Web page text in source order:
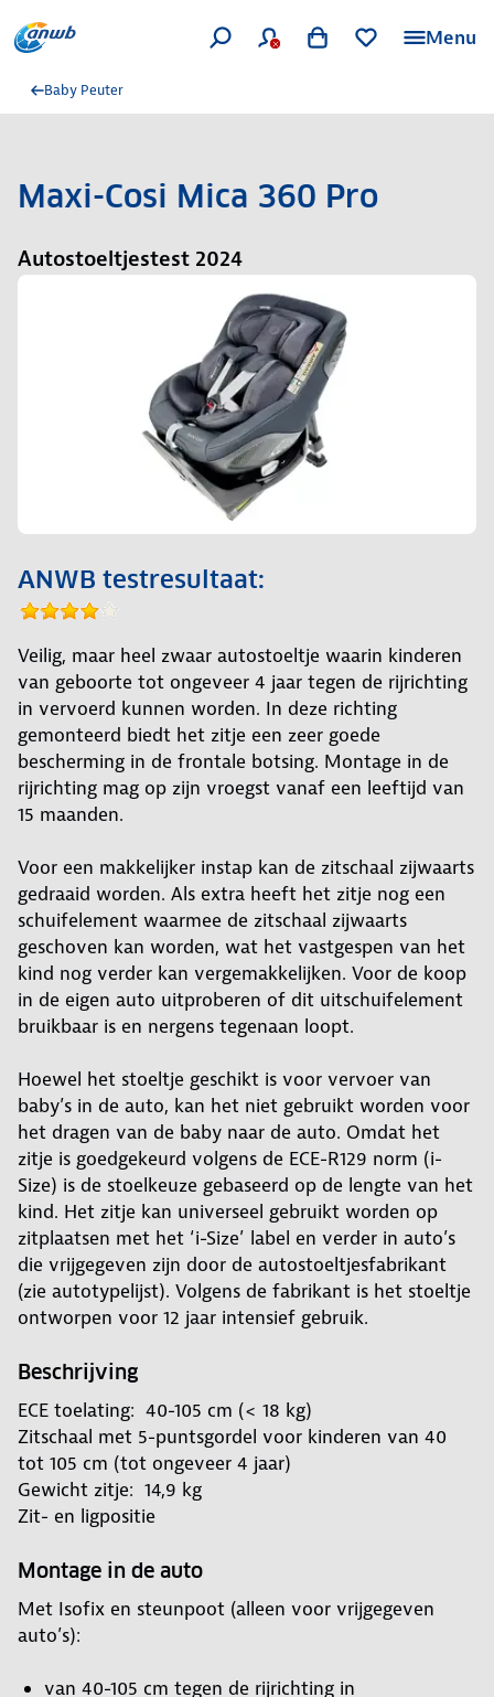
Menu
Baby Peuter
Maxi-Cosi Mica 360 Pro
Autostoeltjestest 2024
ANWB testresultaat:
Veilig, maar heel zwaar autostoeltje waarin kinderen
van geboorte tot ongeveer 4 jaar tegen de rijrichting
in vervoerd kunnen worden. In deze richting
gemonteerd biedt het zitje een zeer goede
bescherming in de frontale botsing. Montage in de
rijrichting mag op zijn vroegst vanaf een leeftijd van
15 maanden.
Voor een makkelijker instap kan de zitschaal zijwaarts
gedraaid worden. Als extra heeft het zitje nog een
schuifelement waarmee de zitschaal zijwaarts
geschoven kan worden, wat het vastgespen van het
kind nog verder kan vergemakkelijken. Voor de koop
in de eigen auto uitproberen of dit uitschuifelement
bruikbaar is en nergens tegenaan loopt.
Hoewel het stoeltje geschikt is voor vervoer van
baby’s in de auto, kan het niet gebruikt worden voor
het dragen van de baby naar de auto. Omdat het
zitje is goedgekeurd volgens de ECE-R129 norm (i-
Size) is de stoelkeuze gebaseerd op de lengte van het
kind. Het zitje kan universeel gebruikt worden op
zitplaatsen met het ‘i-Size’ label en verder in auto’s
die vrijgegeven zijn door de autostoeltjesfabrikant
(zie autotypelijst). Volgens de fabrikant is het stoeltje
ontworpen voor 12 jaar intensief gebruik.
Beschrijving
ECE toelating: 40-105 cm (< 18 kg)
Zitschaal met 5-puntsgordel voor kinderen van 40
tot 105 cm (tot ongeveer 4 jaar)
Gewicht zitje: 14,9 kg
Zit- en ligpositie
Montage in de auto
Met Isofix en steunpoot (alleen voor vrijgegeven
auto’s):
van 40-105 cm tegen de rijrichting in